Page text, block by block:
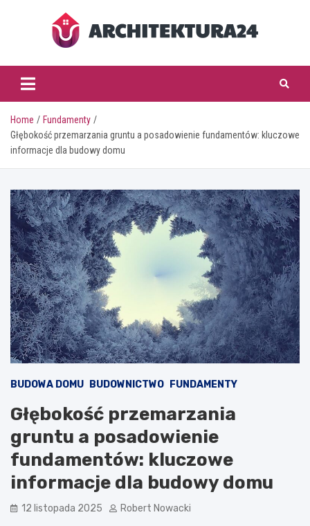
architektura24.pl
Home
Fundamenty
Głębokość przemarzania gruntu a posadowienie fundamentów: kluczowe
informacje dla budowy domu
BUDOWA DOMU BUDOWNICTWO FUNDAMENTY
Głębokość przemarzania
gruntu a posadowienie
fundamentów: kluczowe
informacje dla budowy domu
12 listopada 2025 Robert Nowacki